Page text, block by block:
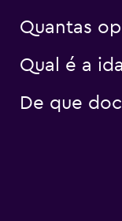
Quantas
Qual é a
De que